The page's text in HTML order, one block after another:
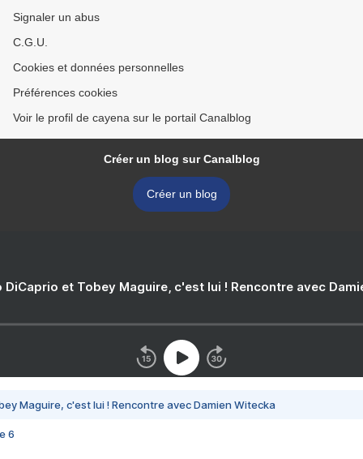
Signaler un abus
C.G.U.
Cookies et données personnelles
Préférences cookies
Voir le profil de cayena sur le portail Canalblog
Créer un blog sur Canalblog
Créer un blog
DiCaprio et Tobey Maguire, c'est lui ! Rencontre avec
Maguire, c'est lui ! Rencontre avec Damien Witecka
6